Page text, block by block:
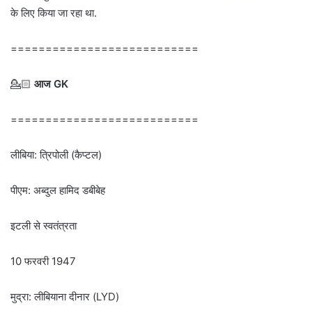
के लिए किया जा रहा था.
===========================
💁🏻‍ आज GK
===========================
लीबिया: त्रिपोली (कैप्टल)
पीएम: अब्दुल हामिद डबीबेह
इटली से स्वतंत्रता
10 फरवरी 1947
मुद्रा: लीबियाना दीनार (LYD)